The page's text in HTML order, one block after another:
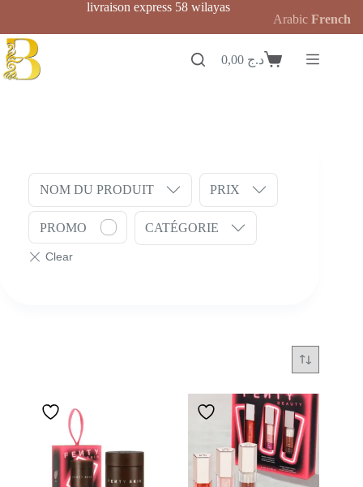
contenu
livraison express 58 wilayas
Panierد.ج
NOM DU PRODUIT PRIX
PROMO CATÉGORIE
Arabic French